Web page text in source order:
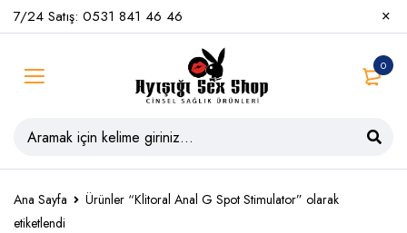
7/24 Satış: 0531 841 46 46
0
Ana Sayfa
Ürünler “Klitoral Anal G Spot Stimulator” olarak
etiketlendi